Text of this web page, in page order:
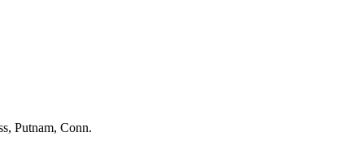
Putnam, Conn.